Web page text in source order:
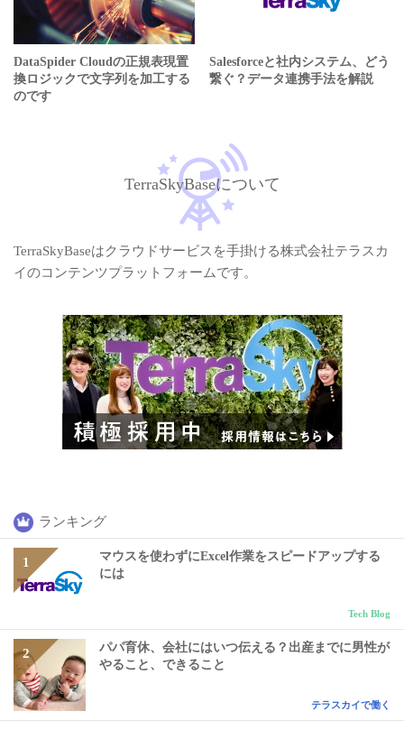
DataSpider Cloudの正規表現置
換ロジックで文字列を加工する
のです
Salesforceと社内システム、どう
繋ぐ？データ連携手法を解説
TerraSkyBaseについて
TerraSkyBaseはクラウドサービスを手掛ける株式会社テラスカ
イのコンテンツプラットフォームです。
ランキング
マウスを使わずにExcel作業をスピードアップする
には
Tech Blog
パパ育休、会社にはいつ伝える？出産までに男性が
やること、できること
テラスカイで働く